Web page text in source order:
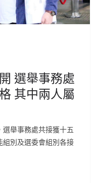
選舉事務處
其中兩人屬
舉事務處共接獲十五
別及選委會組別各接